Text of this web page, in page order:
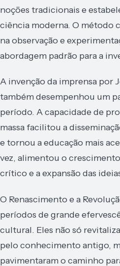
noções tradicionais e
ciência moderna. O método
na observação e
abordagem padrão para a
A invenção da imprensa por
também desempenhou um
período. A capacidade de
massa facilitou a
e tornou a educação mais
vez, alimentou o
crítico e a expansão das
O Renascimento e a
períodos de grande
cultural. Eles não só
pelo conhecimento antigo,
pavimentaram o caminho